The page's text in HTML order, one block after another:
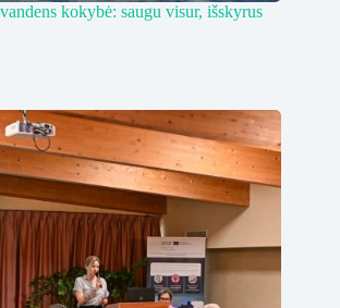
kokybė: saugu visur, išskyrus